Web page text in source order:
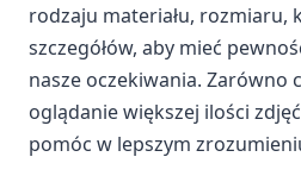
rodzaju materiału, rozmiaru,
szczegółów, aby mieć
nasze oczekiwania. Zarówno
oglądanie większej ilości
pomóc w lepszym